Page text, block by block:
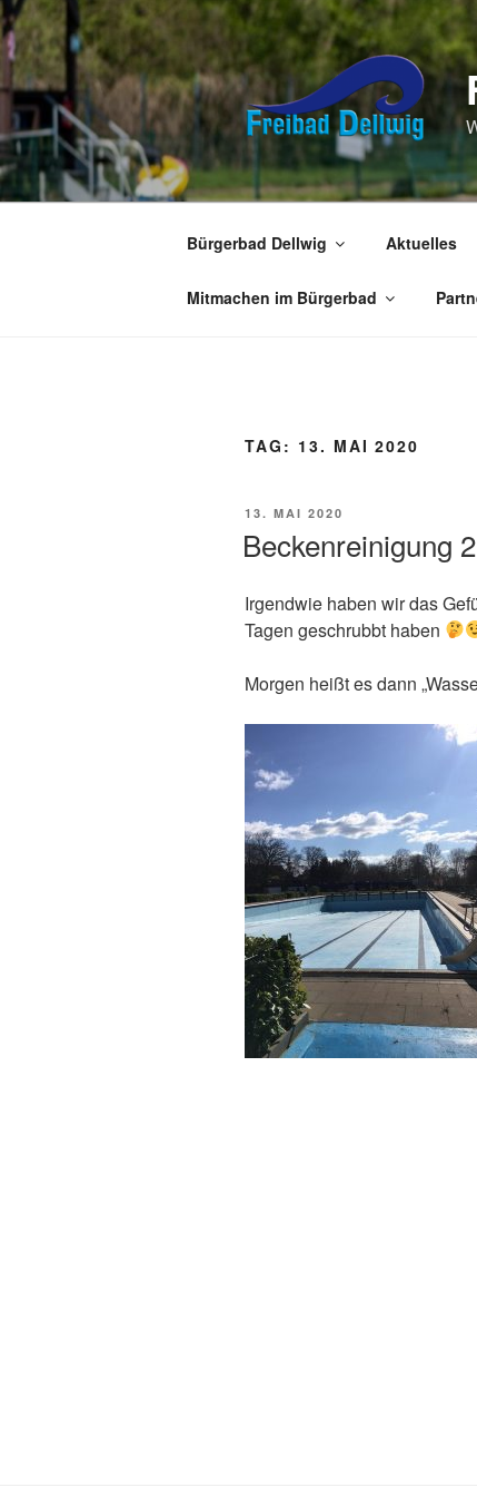
Zum
Inhalt
springen
Bürgerbad Dellwig Aktuelles
Mitmachen im Bürgerbad
TAG: 13. MAI 2020
VERÖFFENTLICHT
13. MAI 2020
Beckenreinigung
Irgendwie haben wir das
Tagen geschrubbt haben
Morgen heißt es dann